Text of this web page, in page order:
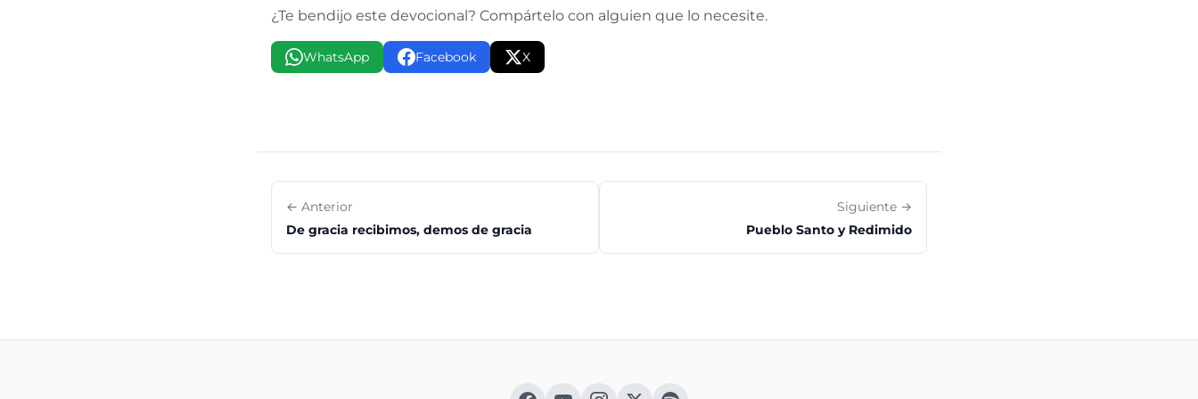
¿Te bendijo este devocional? Compártelo con alguien que lo necesite.
WhatsApp Facebook X
← Anterior
De gracia recibimos, demos de gracia
Siguiente →
Pueblo Santo y Redimido